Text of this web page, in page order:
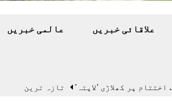
علاقائی خبريں عالمی خبريں
پر کھلاڑی ‘لاپتہ’ تازہ ترين